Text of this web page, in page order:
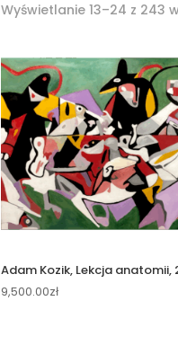
Wyświetlanie 13–24 z 243
Adam Kozik, Lekcja anatomii,
9,500.00zł